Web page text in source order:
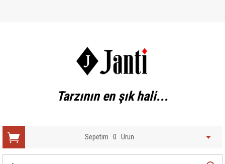
Tarzının en şık hali...
Sepetim 0 Ürün